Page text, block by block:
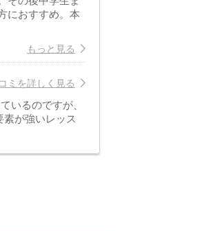
におすすめ。本
もっと見る
ミを詳しく見る
いるのですが、
が強いレッス